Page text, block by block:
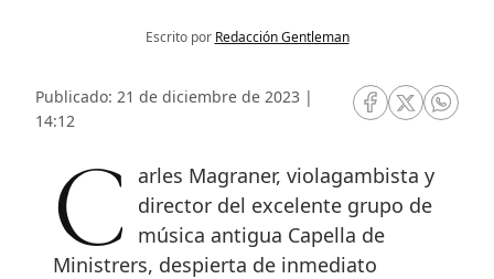
Escrito por Redacción Gentleman
Publicado: 21 de diciembre de 2023 |
14:12
RRSS Facebook
RRSSRRSS
Carles Magraner, violagambista y
director del excelente grupo de
música antigua Capella de
Ministrers, despierta de inmediato